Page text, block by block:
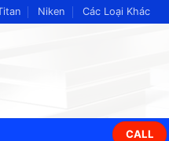
Niken Các Loại Khác
CALL